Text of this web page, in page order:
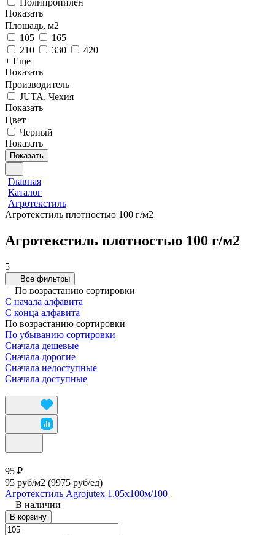
Полипропилен
Показать
Площадь, м2
105
165
210
330
420
+ Еще
Показать
Производитель
JUTA, Чехия
Показать
Цвет
Черный
Показать
Показать
Главная
Каталог
Агротекстиль
Агротекстиль плотностью 100 г/м2
Агротекстиль плотностью 100 г/м2
5
Все фильтры
По возрастанию сортировки
С начала алфавита
С конца алфавита
По возрастанию сортировки
По убыванию сортировки
Сначала дешевые
Сначала дорогие
Сначала недоступные
Сначала доступные
95 ₽
95 руб/м2 (9975 руб/eд)
Агротекстиль Agrojutex 1,05х100м/100
В наличии
В корзину